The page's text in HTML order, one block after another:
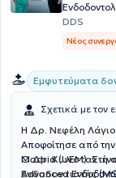
DDS
Νέος
Εμφυτεύματα
Σχετικά με τον
H Δρ. Νεφέλη
Αποφοίτησε από
Madrid (UEM). Στη
Advanced
ΟΔρ.
Ενδοδοντιστής